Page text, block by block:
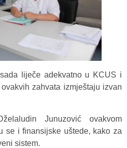
liječe adekvatno u KCUS i
zahvata izmještaju izvan
Junuzović ovakvom
se i finansijske uštede, kako za
sistem.